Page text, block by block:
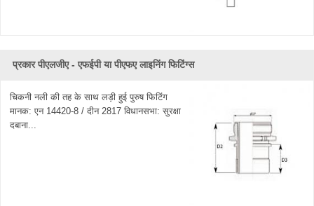
प्रकार पीएलजीए - एफईपी या पीएफए ​​लाइनिंग फिटिंग्स
चिकनी नली की तह के साथ लड़ी हुई पुरुष फिटिंग
मानक: एन 14420-8 / दीन 2817 विधानसभा: सुरक्षा
दबाना...